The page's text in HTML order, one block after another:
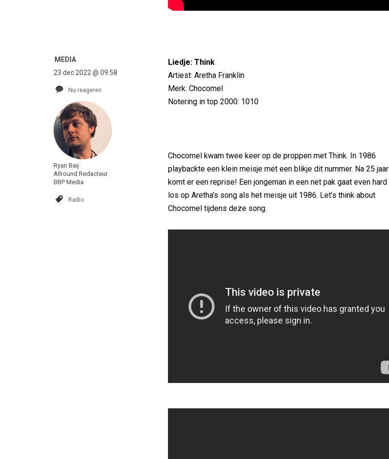
MEDIA
23 dec 2022 @ 09:58
Nu reageren
Ryan Baij
Allround Redacteur
BBP Media
Radio
Liedje: Think
Artiest: Aretha Franklin
Merk: Chocomel
Notering in top 2000: 1010
Chocomel kwam twee keer op de proppen met Think. In 1986
playbackte een klein meisje met een blikje dit nummer. Na 25 jaar
komt er een reprise! Een jongeman in een net pak gaat even hard
los op Aretha’s song als het meisje uit 1986. Let’s think about
Chocomel tijdens deze song.